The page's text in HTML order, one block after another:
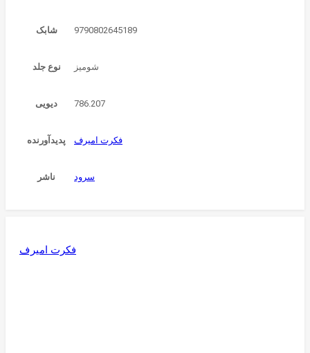
شابک 9790802645189
نوع جلد شومیز
دیویی 786.207
پدیدآورنده فکرت امیرف
ناشر سرود
فکرت امیرف